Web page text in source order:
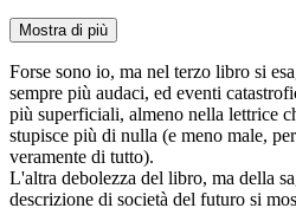
Mostra di più
Forse sono io, ma nel terzo libro si
sempre più audaci, ed eventi
più superficiali, almeno nella lettrice
stupisce più di nulla (e meno male,
veramente di tutto).
L'altra debolezza del libro, ma della
descrizione di società del futuro si